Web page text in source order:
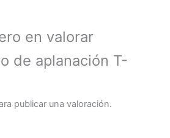
en valorar
de aplanación T-
publicar una valoración.